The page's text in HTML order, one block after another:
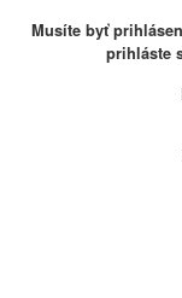
Musíte byť
prihláste